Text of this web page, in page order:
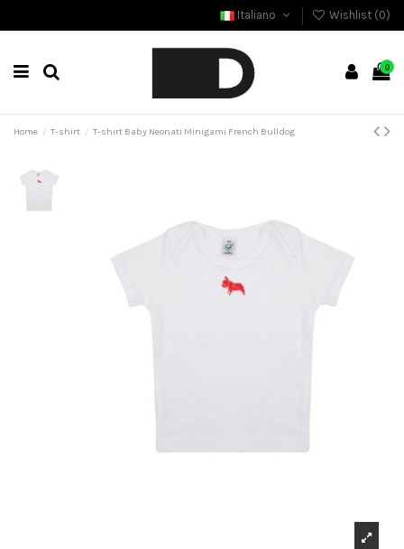
Italiano Wishlist (0)
0
Home T-shirt T-shirt Baby Neonati Minigami French Bulldog